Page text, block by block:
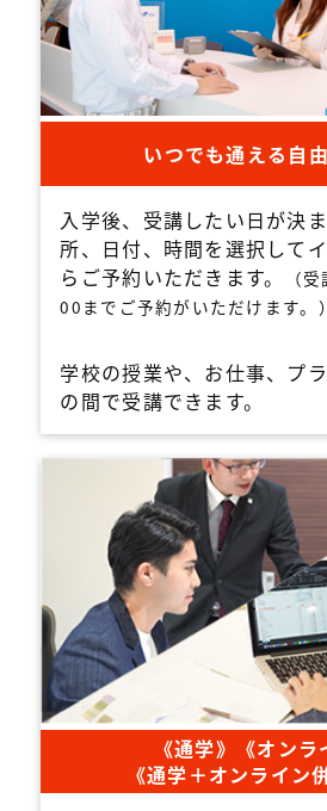
いつでも通える自
入学後、受講したい日が決
所、日付、時間を選択して
らご予約いただきます。
（
00までご予約がいただけます。）
学校の授業や、お仕事、プ
の間で受講できます。
《通学》《オンラ
《通学＋オンライン